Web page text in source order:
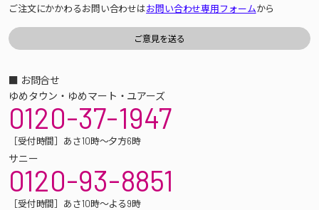
ご注文にかかわるお問い合わせはお問い合わせ専用フォームから
■ お問合せ
ゆめタウン・ゆめマート・ユアーズ
0120-37-1947
［受付時間］あさ10時～夕方6時
サニー
0120-93-8851
［受付時間］あさ10時～よる9時